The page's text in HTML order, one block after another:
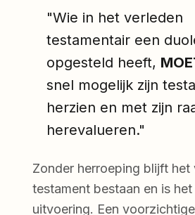
"Wie in het verleden
testamentair een
opgesteld heeft,
snel mogelijk zijn
herzien en met zijn
herevalueren."
Zonder herroeping blijft het
testament bestaan en is
uitvoering. Een